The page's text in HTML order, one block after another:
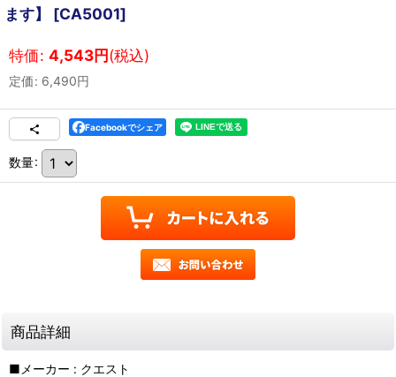
ます】 [CA5001]
特価: 4,543円(税込)
定価: 6,490円
Facebookでシェア
数量:
商品詳細
■メーカー : クエスト